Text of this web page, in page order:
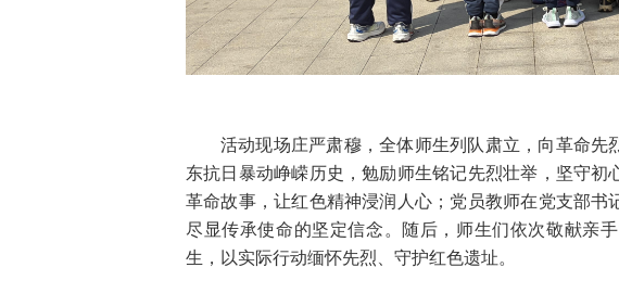
活动现场庄严肃穆，全体师生列队肃立，向革命
东抗日暴动峥嵘历史，勉励师生铭记先烈壮举，坚守
革命故事，让红色精神浸润人心；党员教师在党支部
尽显传承使命的坚定信念。随后，师生们依次敬献亲
生，以实际行动缅怀先烈、守护红色遗址。